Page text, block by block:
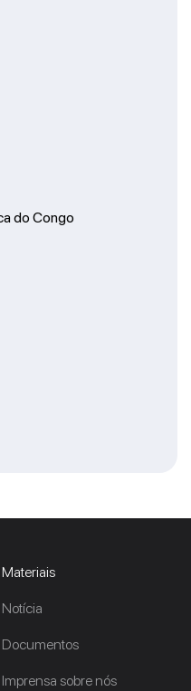
do Congo
Materiais
Notícia
Documentos
Imprensa sobre nós